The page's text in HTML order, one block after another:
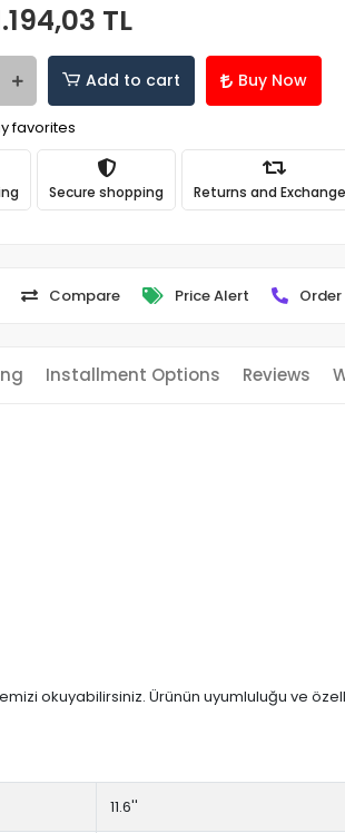
TL
Add to cart Buy Now
favorites
Secure shopping Returns and
Compare Price Alert Order
Installment Options Reviews
okuyabilirsiniz. Ürünün uyumluluğu ve
11.6''